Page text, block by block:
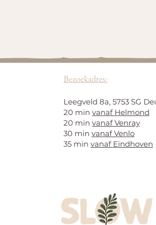
Bezoekadres:
Leegveld 8a, 5753 SG
20 min vanaf Helmond
20 min vanaf Venray
30 min vanaf Venlo
35 min vanaf Eindhoven